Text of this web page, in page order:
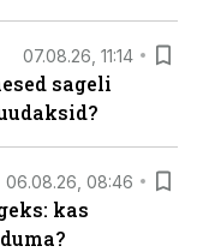
07.08.26, 11:14
sageli
06.08.26, 08:46
kas